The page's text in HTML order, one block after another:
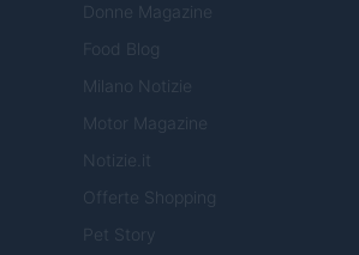
Donne Magazine
Food Blog
Milano Notizie
Motor Magazine
Notizie.it
Offerte Shopping
Pet Story